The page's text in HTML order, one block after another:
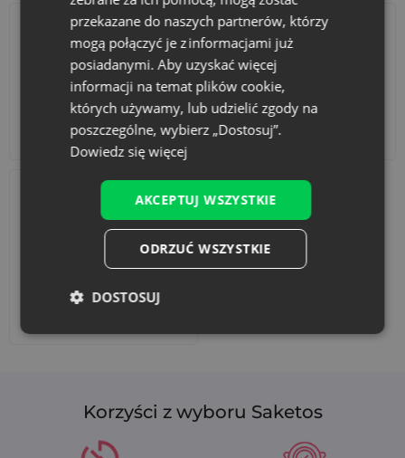
Akcesoria i dekoracje Zestawy
Korzyści z wyboru Saketos
przekazane do naszych partnerów, którzy
mogą połączyć je z informacjami już
posiadanymi. Aby uzyskać więcej
informacji na temat plików cookie,
których używamy, lub udzielić zgody na
poszczególne, wybierz „Dostosuj”.
Dowiedz się więcej
AKCEPTUJ WSZYSTKIE
ODRZUĆ WSZYSTKIE
DOSTOSUJ